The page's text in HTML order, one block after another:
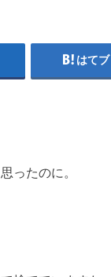
はてブ
ったのに。